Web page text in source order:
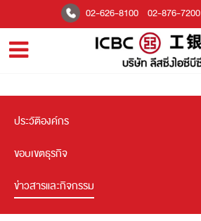
02-626-8100 02-876-7200
ประวัติองค์กร
ขอบเขตธุรกิจ
ข่าวสารและกิจกรรม